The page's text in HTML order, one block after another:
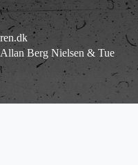
Berg Nielsen & Tue